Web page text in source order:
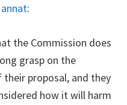
:
the Commission does
grasp on the
proposal, and they
how it will harm